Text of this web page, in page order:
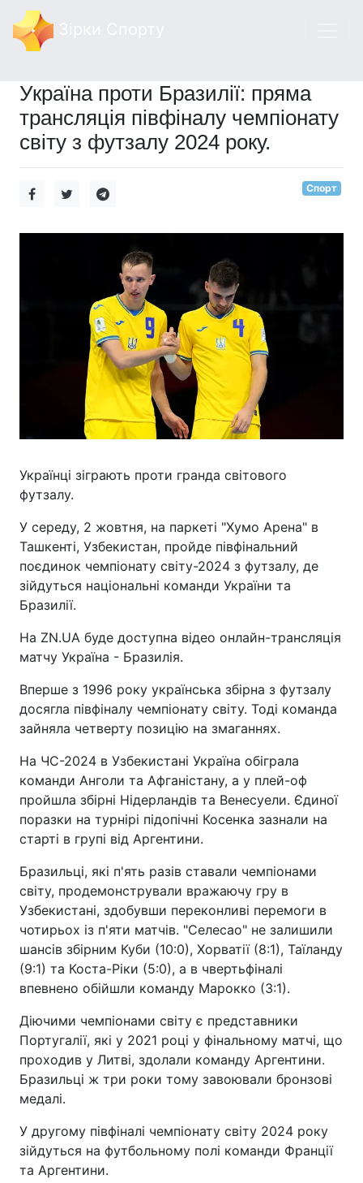
Україна проти Бразилії: пряма
трансляція півфіналу чемпіонату
світу з футзалу 2024 року.
Спорт
Українці зіграють проти гранда світового
футзалу.
У середу, 2 жовтня, на паркеті "Хумо Арена" в
Ташкенті, Узбекистан, пройде півфінальний
поєдинок чемпіонату світу-2024 з футзалу, де
зійдуться національні команди України та
Бразилії.
На ZN.UA буде доступна відео онлайн-трансляція
матчу Україна - Бразилія.
Вперше з 1996 року українська збірна з футзалу
досягла півфіналу чемпіонату світу. Тоді команда
зайняла четверту позицію на змаганнях.
На ЧС-2024 в Узбекистані Україна обіграла
команди Анголи та Афганістану, а у плей-оф
пройшла збірні Нідерландів та Венесуели. Єдиної
поразки на турнірі підопічні Косенка зазнали на
старті в групі від Аргентини.
Бразильці, які п'ять разів ставали чемпіонами
світу, продемонстрували вражаючу гру в
Узбекистані, здобувши переконливі перемоги в
чотирьох із п'яти матчів. "Селесао" не залишили
шансів збірним Куби (10:0), Хорватії (8:1), Таїланду
(9:1) та Коста-Ріки (5:0), а в чвертьфіналі
впевнено обійшли команду Марокко (3:1).
Діючими чемпіонами світу є представники
Португалії, які у 2021 році у фінальному матчі, що
проходив у Литві, здолали команду Аргентини.
Бразильці ж три роки тому завоювали бронзові
медалі.
У другому півфіналі чемпіонату світу 2024 року
зійдуться на футбольному полі команди Франції
та Аргентини.